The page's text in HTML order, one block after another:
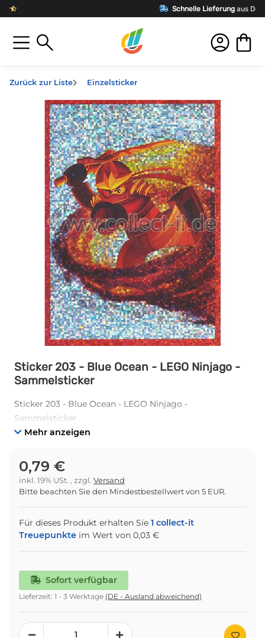
Schnelle Lieferungaus Deutschland
Zurück zur Liste Einzelsticker
Sticker 203 - Blue Ocean - LEGO Ninjago -
Sammelsticker
Sticker 203 - Blue Ocean - LEGO Ninjago -
Sammelsticker
Mehr anzeigen
0,79 €
inkl. 19% USt. , zzgl. Versand
Bitte beachten Sie den Mindestbestellwert von 5 EUR.
Für dieses Produkt erhalten Sie 1 collect-it
Treuepunkte im Wert von 0,03 €
Sofort verfügbar
Lieferzeit: 1 - 3 Werktage (DE - Ausland abweichend)